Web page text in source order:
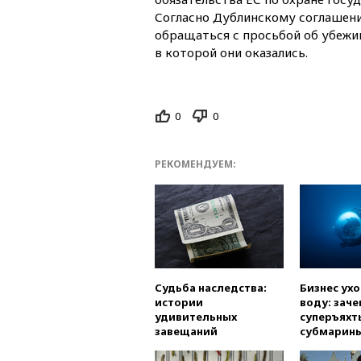
Согласно Дублинскому
обращаться с просьбой об
в которой они оказались.
0 0
РЕКОМЕНДУЕМ:
Судьба наследства:
истории
удивительных
завещаний
Бизнес
воду: